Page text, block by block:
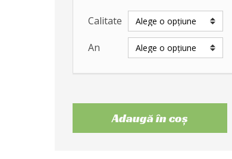
Calitate
An
Adaugă în coș